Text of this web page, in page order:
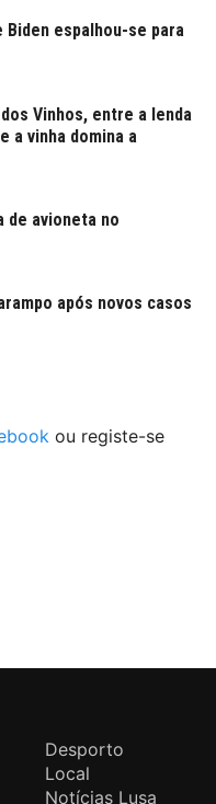
espalhou-se para
Vinhos, entre a lenda
a vinha domina a
de avioneta no
após novos casos
ou registe-se
Desporto
Local
Notícias Lusa